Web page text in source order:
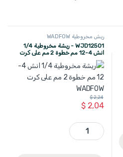
ريش مخروطية WADFOW
WJD12501 - ريشة مخروطية 1/4
انش 4-12 مم خطوة 2 مم على كرت
WADFOW
$2,04
$2,24
WJD12501 - ريشة مخروطية 1/4 انش 4-12 مم خطوة 2 مم على كرت WADFOW quantity